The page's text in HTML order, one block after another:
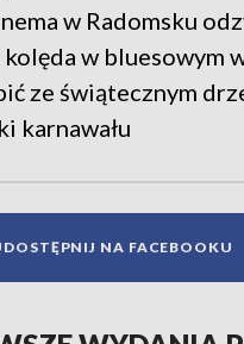
w Radomsku
w bluesowym
ze świątecznym
karnawału
NA FACEBOOKU